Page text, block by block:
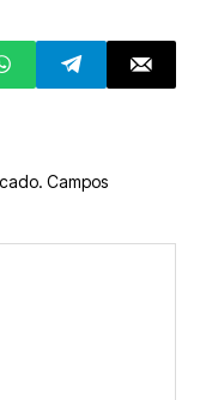
Brasileiros
Campos